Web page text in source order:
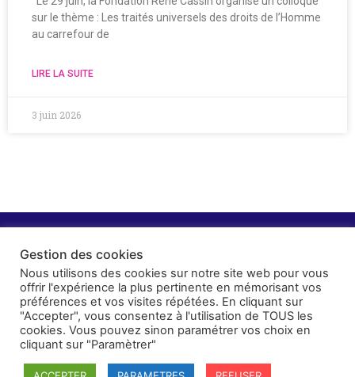
sur le thème : Les traités universels des droits de l’Homme
au carrefour de
LIRE LA SUITE
3 juin 2026
Gestion des cookies
Nous utilisons des cookies sur notre site web pour vous
offrir l'expérience la plus pertinente en mémorisant vos
préférences et vos visites répétées. En cliquant sur
"Accepter", vous consentez à l'utilisation de TOUS les
cookies. Vous pouvez sinon paramétrer vos choix en
cliquant sur "Paramètrer"